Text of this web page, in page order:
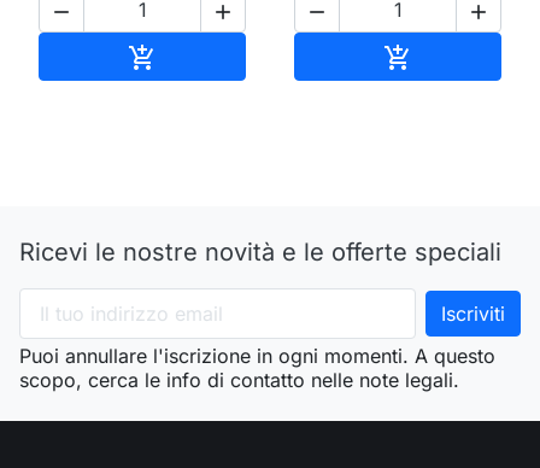
 

 

Ricevi le nostre novità e le offerte speciali
Puoi annullare l'iscrizione in ogni momenti. A questo
scopo, cerca le info di contatto nelle note legali.